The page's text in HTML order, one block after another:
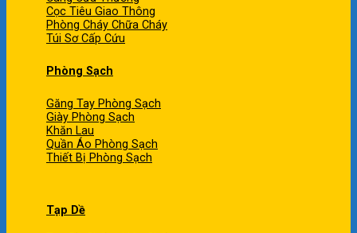
Cọc Tiêu Giao Thông
Phòng Cháy Chữa Cháy
Túi Sơ Cấp Cứu
Phòng Sạch
Găng Tay Phòng Sạch
Giày Phòng Sạch
Khăn Lau
Quần Áo Phòng Sạch
Thiết Bị Phòng Sạch
Tạp Dề